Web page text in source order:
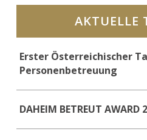
AKTUELLE
Erster Österreichischer
Personenbetreuung
DAHEIM BETREUT AWARD